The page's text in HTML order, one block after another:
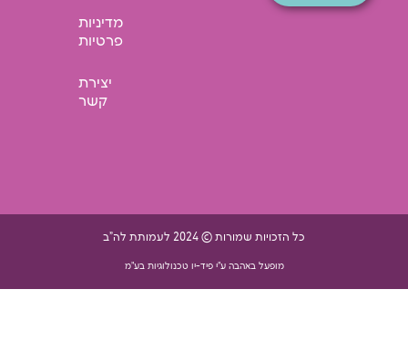
מדיניות
פרטיות
יצירת
קשר
כל הזכויות שמורות © 2024 לעמותת לה"ב
מופעל באהבה ע"י פיד-יו טכנולוגיות בע"מ